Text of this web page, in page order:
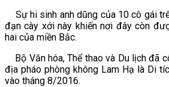
Sự hi sinh anh dũng của 10 cô gái
đạn cày xới này khiến nơi đây còn
hai của miền Bắc.
Bộ Văn hóa, Thể thao và Du lịch đã
địa pháo phòng không Lam Hạ là Di
vào tháng 8/2016.